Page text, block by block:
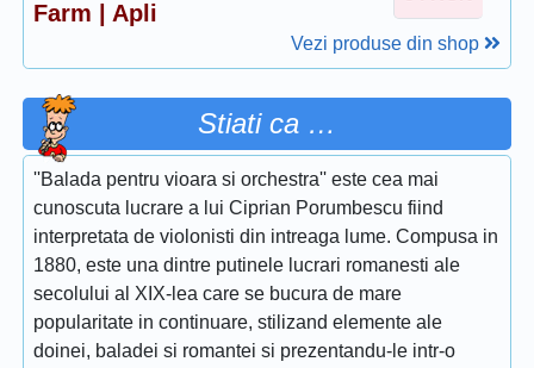
Farm | Apli
Vezi produse din shop
Stiati ca …
''Balada pentru vioara si orchestra'' este cea mai
cunoscuta lucrare a lui Ciprian Porumbescu fiind
interpretata de violonisti din intreaga lume. Compusa in
1880, este una dintre putinele lucrari romanesti ale
secolului al XIX-lea care se bucura de mare
popularitate in continuare, stilizand elemente ale
doinei, baladei si romantei si prezentandu-le intr-o